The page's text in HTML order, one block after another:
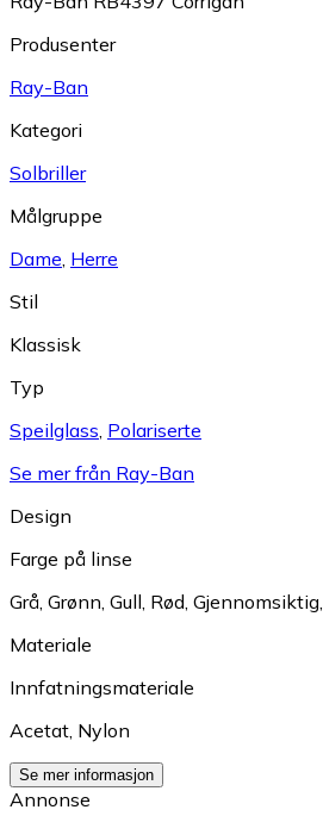
Produsenter
Ray-Ban
Kategori
Solbriller
Målgruppe
Dame, Herre
Stil
Klassisk
Typ
Speilglass, Polariserte
Se mer från Ray-Ban
Design
Farge på linse
Grå, Grønn, Gull, Rød, Gjennomsiktig,
Materiale
Innfatningsmateriale
Acetat, Nylon
Se mer informasjon
Annonse